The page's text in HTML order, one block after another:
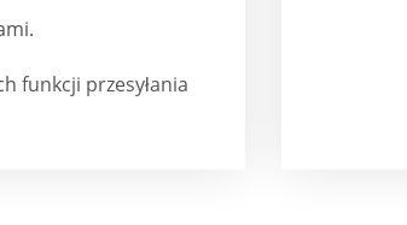
funkcji przesyłania